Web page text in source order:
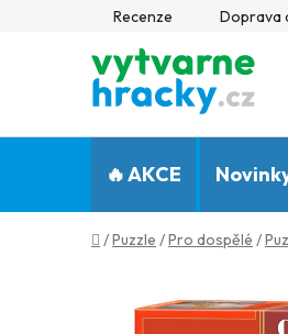
Recenze Doprava
🔥 AKCE
Domů
/Puzzle /Pro dospělé /